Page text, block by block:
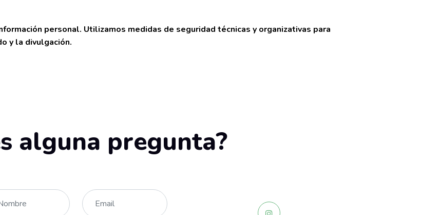
personal. Utilizamos medidas de seguridad técnicas y organizativas para
y la divulgación.
alguna pregunta?